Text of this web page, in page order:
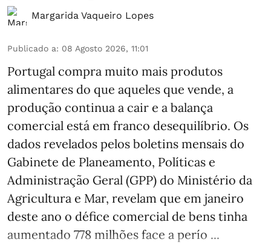
Margarida Vaqueiro Lopes
Publicado a: 08 Agosto 2026, 11:01
Portugal compra muito mais produtos
alimentares do que aqueles que vende, a
produção continua a cair e a balança
comercial está em franco desequilíbrio. Os
dados revelados pelos boletins mensais do
Gabinete de Planeamento, Políticas e
Administração Geral (GPP) do Ministério da
Agricultura e Mar, revelam que em janeiro
deste ano o défice comercial de bens tinha
aumentado 778 milhões face a perío ...